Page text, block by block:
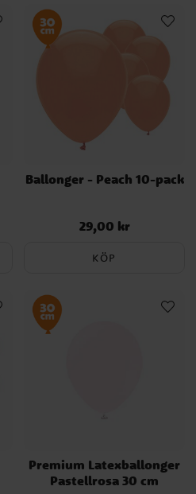
Ballonger - Peach 10-pack
Pris:29,00 kr
29,00 kr
KÖP
Premium Latexballonger
Pastellrosa 30 cm